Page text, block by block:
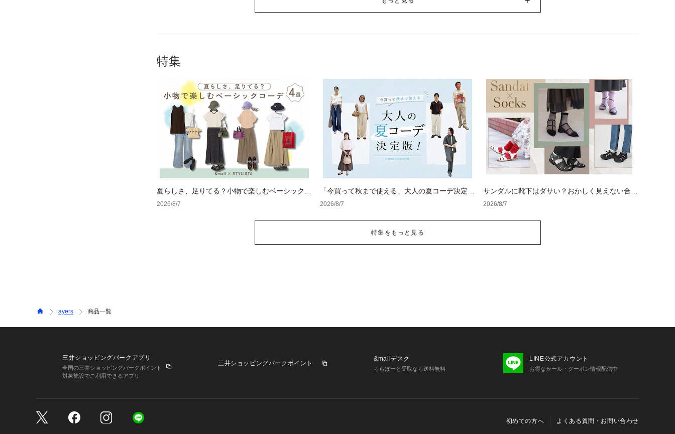
特集
夏らしさ、足りてる？小物で楽しむベーシックコ
ーデ4選
2026/8/7
「今買って秋まで使える」大人の夏コーデ決定
版！男女別正解スタイルとNGな着こなし
2026/8/7
サンダルに靴下はダサい？おかしく見えない合わ
せ方の黄金法則と男女別おすすめコーデ
2026/8/7
特集をもっと見る
ayers 商品一覧
三井ショッピングパークアプリ
全国の三井ショッピングパークポイント
対象施設でご利用できるアプリ
三井ショッピングパークポイント
&mallデスク
ららぽーと受取なら送料無料
LINE公式アカウント
お得なセール・クーポン情報配信中
初めての方へ よくある質問・お問い合わせ